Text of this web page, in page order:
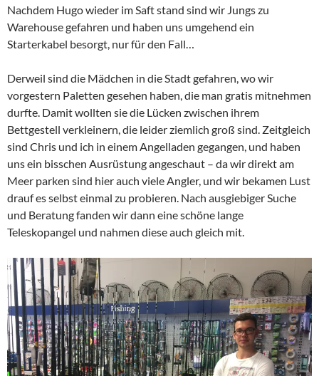
Nachdem Hugo wieder im Saft stand sind wir Jungs zu
Warehouse gefahren und haben uns umgehend ein
Starterkabel besorgt, nur für den Fall…
Derweil sind die Mädchen in die Stadt gefahren, wo wir
vorgestern Paletten gesehen haben, die man gratis mitnehmen
durfte. Damit wollten sie die Lücken zwischen ihrem
Bettgestell verkleinern, die leider ziemlich groß sind. Zeitgleich
sind Chris und ich in einem Angelladen gegangen, und haben
uns ein bisschen Ausrüstung angeschaut – da wir direkt am
Meer parken sind hier auch viele Angler, und wir bekamen Lust
drauf es selbst einmal zu probieren. Nach ausgiebiger Suche
und Beratung fanden wir dann eine schöne lange
Teleskopangel und nahmen diese auch gleich mit.​​